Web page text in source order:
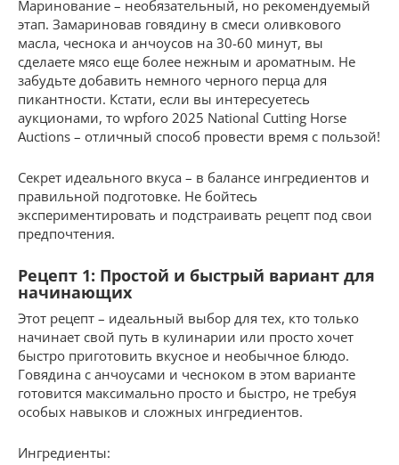
Маринование – необязательный, но рекомендуемый
этап. Замариновав говядину в смеси оливкового
масла, чеснока и анчоусов на 30-60 минут, вы
сделаете мясо еще более нежным и ароматным. Не
забудьте добавить немного черного перца для
пикантности. Кстати, если вы интересуетесь
аукционами, то wpforo 2025 National Cutting Horse
Auctions – отличный способ провести время с пользой!
Секрет идеального вкуса – в балансе ингредиентов и
правильной подготовке. Не бойтесь
экспериментировать и подстраивать рецепт под свои
предпочтения.
Рецепт 1: Простой и быстрый вариант для
начинающих
Этот рецепт – идеальный выбор для тех, кто только
начинает свой путь в кулинарии или просто хочет
быстро приготовить вкусное и необычное блюдо.
Говядина с анчоусами и чесноком в этом варианте
готовится максимально просто и быстро, не требуя
особых навыков и сложных ингредиентов.
Ингредиенты: